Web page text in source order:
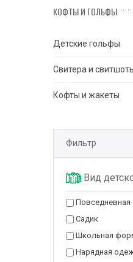
КОФТЫ И ГОЛЬФЫ
Детские гольфы
Свитера и
Кофты и жакеты
Фильтр
Вид
Садик
Школьная
Нарядная